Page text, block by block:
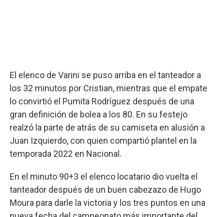
El elenco de Varini se puso arriba en el tanteador a
los 32 minutos por Cristian, mientras que el empate
lo convirtió el Pumita Rodríguez después de una
gran definición de bolea a los 80. En su festejo
realzó la parte de atrás de su camiseta en alusión a
Juan Izquierdo, con quien compartió plantel en la
temporada 2022 en Nacional.
En el minuto 90+3 el elenco locatario dio vuelta el
tanteador después de un buen cabezazo de Hugo
Moura para darle la victoria y los tres puntos en una